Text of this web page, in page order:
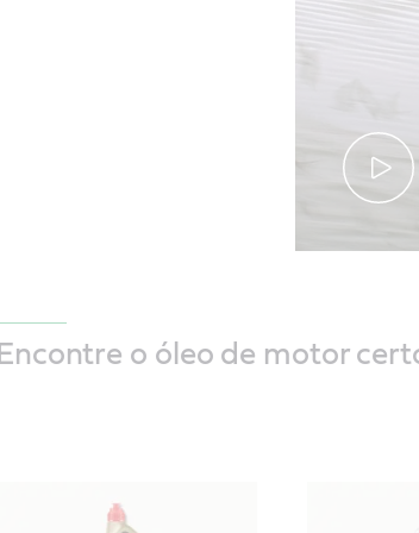
Encontre o óleo de motor